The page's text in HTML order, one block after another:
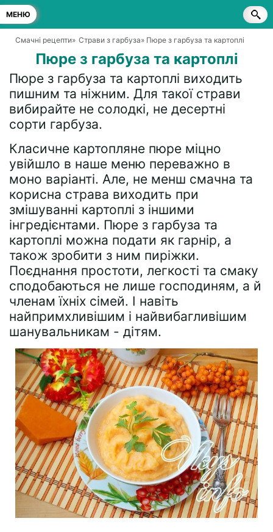
МЕНЮ
Смачні рецепти» Страви з гарбуза» Пюре з гарбуза та картоплі
Пюре з гарбуза та картоплі
Пюре з гарбуза та картоплі виходить
пишним та ніжним. Для такої страви
вибирайте не солодкі, не десертні
сорти гарбуза.
Класичне картопляне пюре міцно
увійшло в наше меню переважно в
моно варіанті. Але, не менш смачна та
корисна страва виходить при
змішуванні картоплі з іншими
інгредієнтами. Пюре з гарбуза та
картоплі можна подати як гарнір, а
також зробити з ним пиріжки.
Поєднання простоти, легкості та смаку
сподобаються не лише господиням, а й
членам їхніх сімей. І навіть
найпримхливішим і найвибагливішим
шанувальникам - дітям.